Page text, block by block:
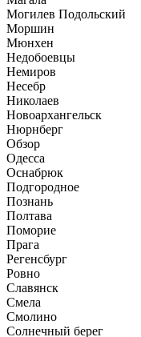
Могилев Подольский
Моршин
Мюнхен
Недобоевцы
Немиров
Несебр
Николаев
Новоархангельск
Нюрнберг
Обзор
Одесса
Оснабрюк
Подгородное
Познань
Полтава
Поморие
Прага
Регенсбург
Ровно
Славянск
Смела
Смолино
Солнечный берег